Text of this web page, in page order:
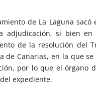
de La Laguna
adjudicación, si bien
de la resolución del
de Canarias, en la que
por lo que el órgano
expediente.